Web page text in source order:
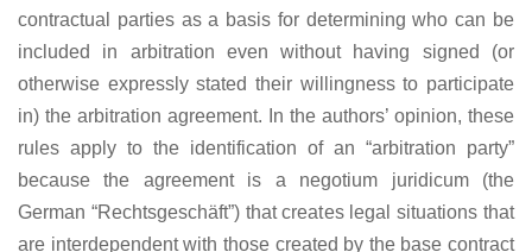
contractual parties as a basis for determining who can be
included in arbitration even without having signed (or
otherwise expressly stated their willingness to participate
in) the arbitration agreement. In the authors’ opinion, these
rules apply to the identification of an “arbitration party”
because the agreement is a negotium juridicum (the
German “Rechtsgeschäft”) that creates legal situations that
are interdependent with those created by the base contract